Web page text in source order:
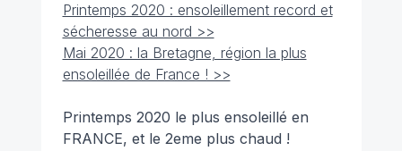
Printemps 2020 : ensoleillement record et
sécheresse au nord >>
Mai 2020 : la Bretagne, région la plus
ensoleillée de France ! >>
Printemps 2020 le plus ensoleillé en
FRANCE, et le 2eme plus chaud !